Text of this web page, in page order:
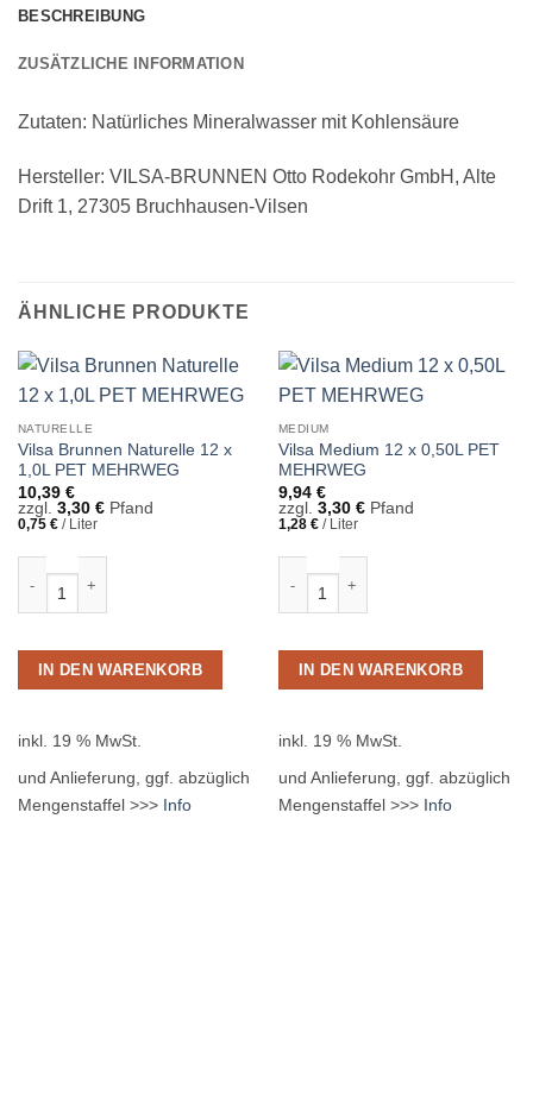
BESCHREIBUNG
ZUSÄTZLICHE INFORMATION
Zutaten: Natürliches Mineralwasser mit Kohlensäure
Hersteller: VILSA-BRUNNEN Otto Rodekohr GmbH, Alte
Drift 1, 27305 Bruchhausen-Vilsen
ÄHNLICHE PRODUKTE
NATURELLE
Vilsa Brunnen Naturelle 12 x
1,0L PET MEHRWEG
10,39 €
zzgl. 3,30 €Pfand
0,75 €/ Liter
IN DEN WARENKORB
inkl. 19 % MwSt.
und Anlieferung, ggf. abzüglich
Mengenstaffel >>> Info
MEDIUM
Vilsa Medium 12 x 0,50L PET
MEHRWEG
9,94 €
zzgl. 3,30 €Pfand
1,28 €/ Liter
IN DEN WARENKORB
inkl. 19 % MwSt.
und Anlieferung, ggf. abzüglich
Mengenstaffel >>> Info